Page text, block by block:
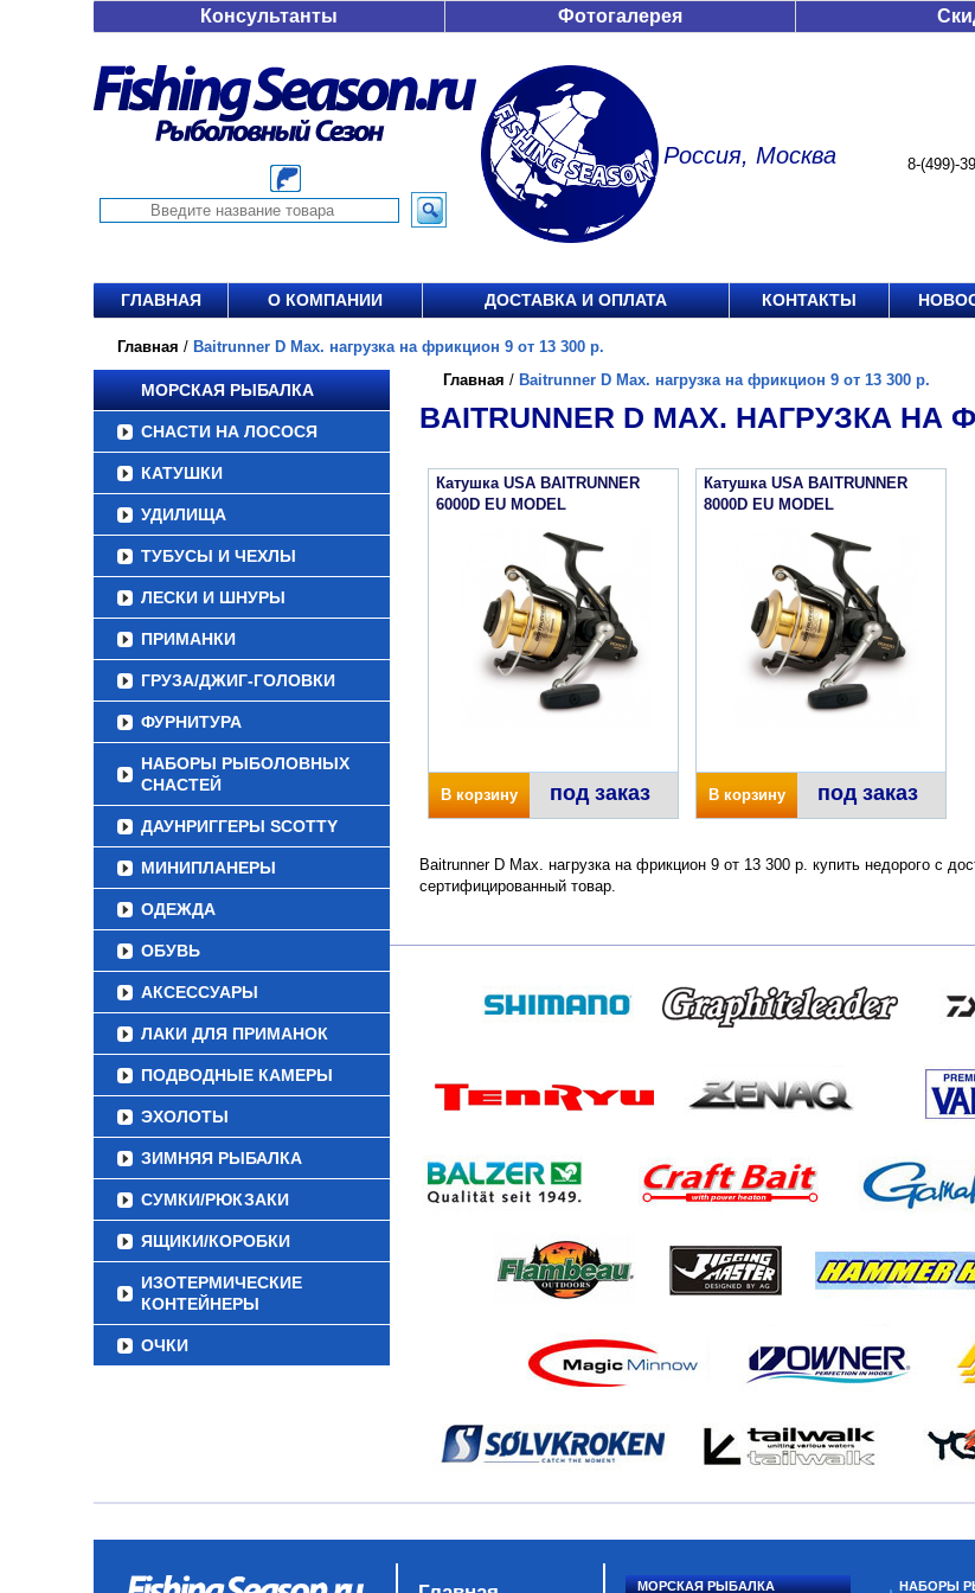
Консультанты Фотогалерея
Россия, Москва 8-(499)-
ГЛАВНАЯ О КОМПАНИИ ДОСТАВКА И ОПЛАТА КОНТАКТЫ
Главная / Baitrunner D Max. нагрузка на фрикцион 9 от 13 300 р.
МОРСКАЯ РЫБАЛКА
СНАСТИ НА ЛОСОСЯ
КАТУШКИ
УДИЛИЩА
ТУБУСЫ И ЧЕХЛЫ
ЛЕСКИ И ШНУРЫ
ПРИМАНКИ
ГРУЗА/ДЖИГ-ГОЛОВКИ
ФУРНИТУРА
НАБОРЫ РЫБОЛОВНЫХ
СНАСТЕЙ
ДАУНРИГГЕРЫ SCOTTY
МИНИПЛАНЕРЫ
ОДЕЖДА
ОБУВЬ
АКСЕССУАРЫ
ЛАКИ ДЛЯ ПРИМАНОК
ПОДВОДНЫЕ КАМЕРЫ
ЭХОЛОТЫ
ЗИМНЯЯ РЫБАЛКА
СУМКИ/РЮКЗАКИ
ЯЩИКИ/КОРОБКИ
ИЗОТЕРМИЧЕСКИЕ
КОНТЕЙНЕРЫ
ОЧКИ
Главная / Baitrunner D Max. нагрузка на фрикцион 9 от 13 300 р.
BAITRUNNER D MAX. НАГРУЗКА НА
Катушка USA BAITRUNNER
6000D EU MODEL
В корзину под заказ
Катушка USA BAITRUNNER
8000D EU MODEL
В корзину под заказ
Baitrunner D Max. нагрузка на фрикцион 9 от 13 300 р. купить недорого с
сертифицированный товар.
МОРСКАЯ РЫБАЛКА НАБОРЫ